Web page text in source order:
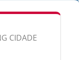
CIDADE